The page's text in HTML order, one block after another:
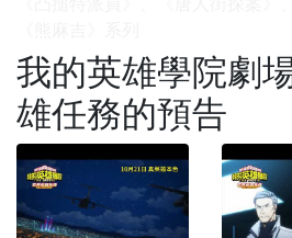
我的英雄學院劇
雄任務的預告